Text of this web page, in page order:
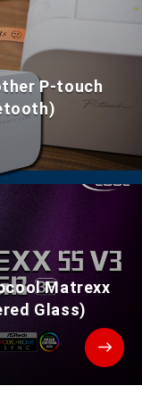
P-touch
Matrexx
Glass)